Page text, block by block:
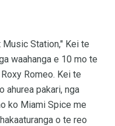
Station," Kei te
waahanga e 10 mo te
Romeo. Kei te
ahurea pakari, nga
ko Miami Spice me
o te reo